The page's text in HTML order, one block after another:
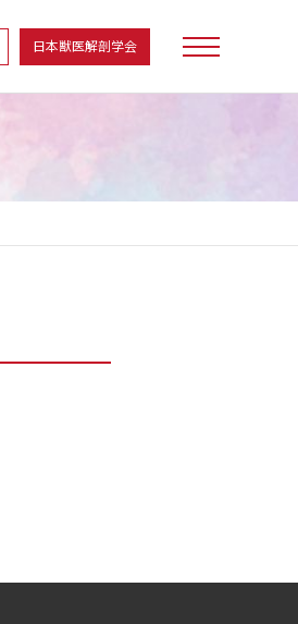
日本獣医解剖学会